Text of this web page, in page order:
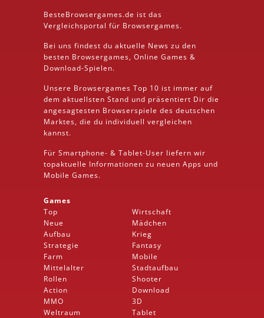
BesteBrowsergames.de ist das
Vergleichsportal für Browsergames.
Bei uns findest du aktuelle News zu den
besten Browsergames, Online Games &
Download-Spielen.
Unsere Browsergames Top 10 ist immer auf
dem aktuellsten Stand und präsentiert Dir die
angesagtesten Browserspiele des deutschen
Marktes, die du individuell vergleichen
kannst.
Für Smartphone- & Tablet-User liefern wir
topaktuelle Informationen zu neuen Apps und
Mobile Games.
Games
Top
Neue
Aufbau
Strategie
Farm
Mittelalter
Rollen
Action
MMO
Weltraum
Wirtschaft
Mädchen
Krieg
Fantasy
Mobile
Stadtaufbau
Shooter
Download
3D
Tablet